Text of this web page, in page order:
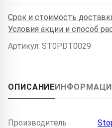
Срок и стоимость
Условия акции и способ
Артикул: ST0PDT0029
ОПИСАНИЕ
Производитель